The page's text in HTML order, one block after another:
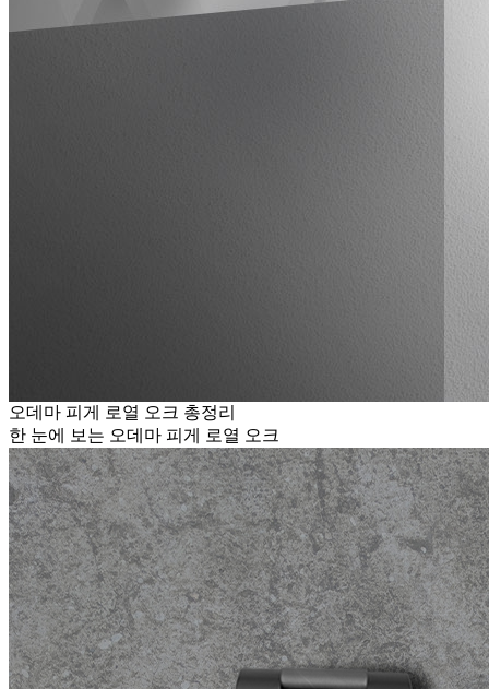
오데마 피게 로열 오크 총정리
한 눈에 보는 오데마 피게 로열 오크